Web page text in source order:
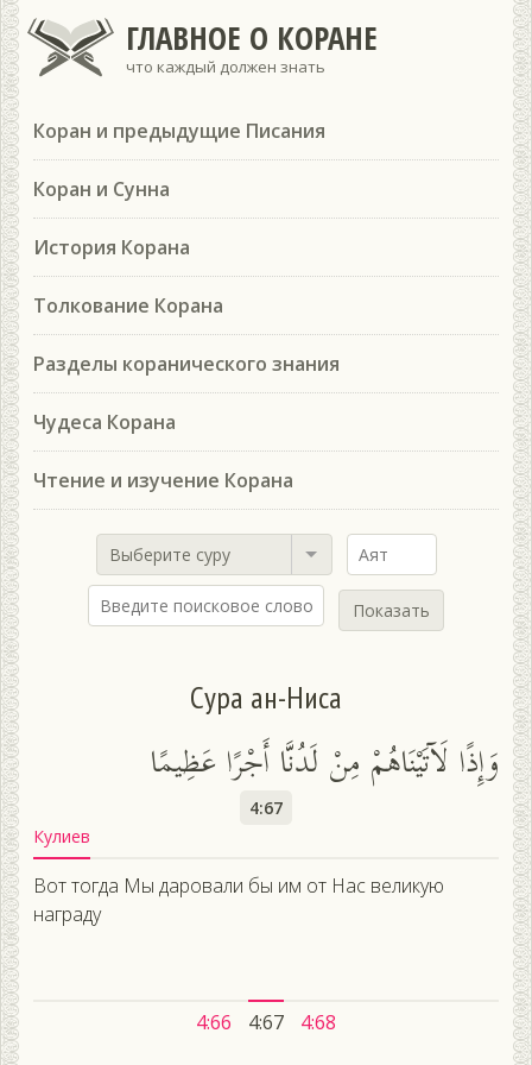
ГЛАВНОЕ О КОРАНЕ
что каждый должен знать
Коран и предыдущие Писания
Коран и Сунна
История Корана
Толкование Корана
Разделы коранического знания
Чудеса Корана
Чтение и изучение Корана
Выберите суру
Показать
Сура ан-Ниса
وَإِذًا لَآتَيْنَاهُمْ مِنْ لَدُنَّا أَجْرًا عَظِيمًا
4:67
Кулиев
Вот тогда Мы даровали бы им от Нас великую
награду
4:66 4:67 4:68